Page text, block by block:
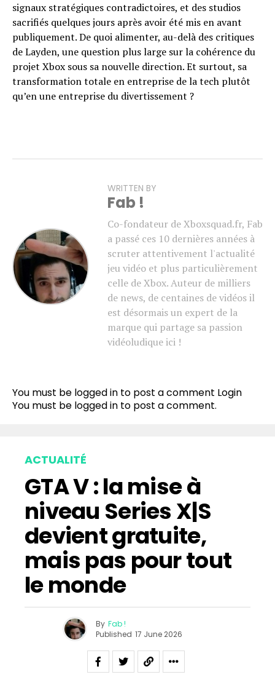
signaux stratégiques contradictoires, et des studios
sacrifiés quelques jours après avoir été mis en avant
publiquement. De quoi alimenter, au-delà des critiques
de Layden, une question plus large sur la cohérence du
projet Xbox sous sa nouvelle direction. Et surtout, sa
transformation totale en entreprise de la tech plutôt
qu’en une entreprise du divertissement ?
WRITTEN BY
Fab !
Co-fondateur de Xboxsquad.fr, Fab
a passé ces 10 dernières années à
scruter attentivement l'actualité
jeu vidéo et plus particulièrement
celle de Xbox. Auteur de milliers
de news, de centaines de vidéos il
est désormais un expert de la
marque qui partage sa passion
vidéoludique ici !
You must be logged in to post a comment Login
You must be logged in to post a comment.
ACTUALITÉ
GTA V : la mise à
niveau Series X|S
devient gratuite,
mais pas pour tout
le monde
By Fab !
Published 17 June 2026